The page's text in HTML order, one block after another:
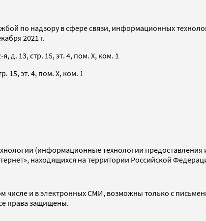
по надзору в сфере связи, информационных
2021 г.
д. 13, стр. 15, эт. 4, пом. X, ком. 1
15, эт. 4, пом. X, ком. 1
(информационные технологии предоставления
находящихся на территории Российской
числе и в электронных СМИ, возможны только с
права защищены.